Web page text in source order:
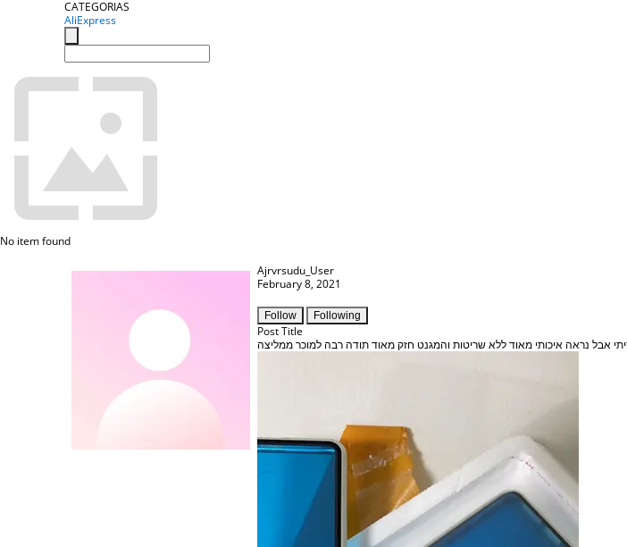
CATEGORIAS
AliExpress
No item found
Ajrvrsudu_User
February 8, 2021
Follow Following
Post Title
אבל נראה איכותי מאוד ללא שריטות והמגנט חזק מאוד תודה רבה למוכר ממליצה